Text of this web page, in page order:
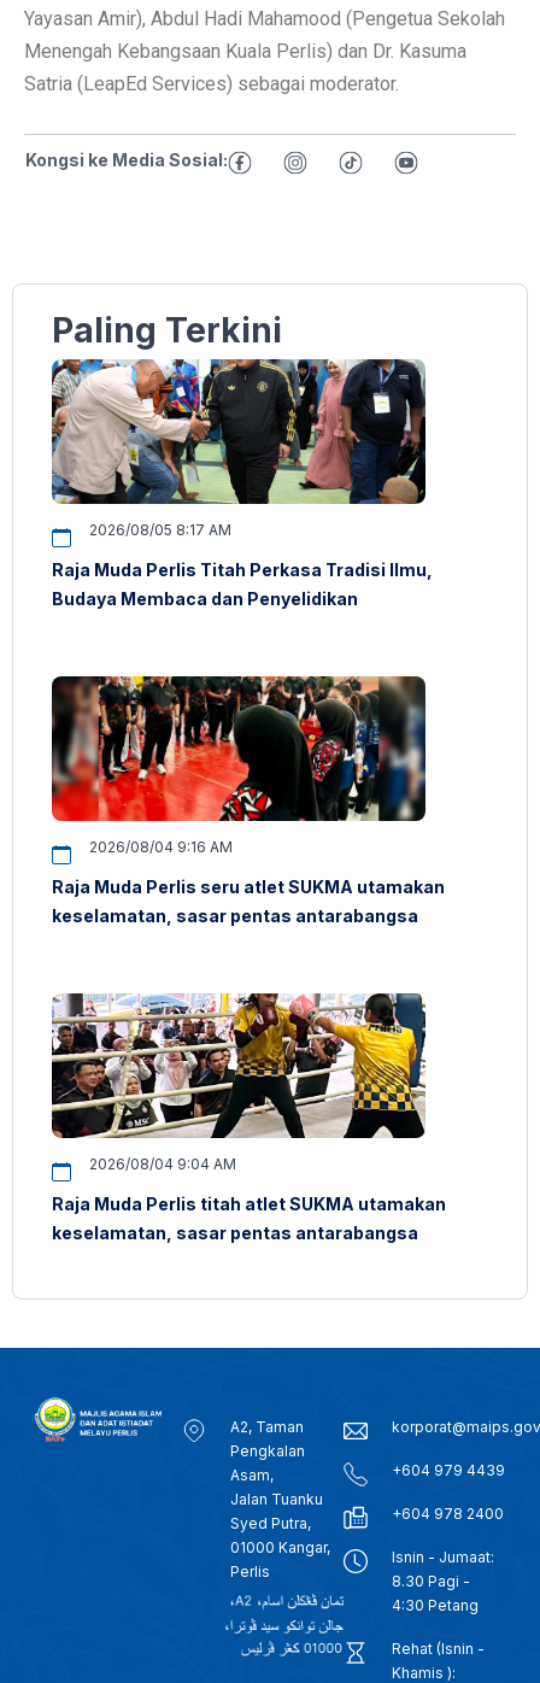
Yayasan Amir), Abdul Hadi Mahamood (Pengetua Sekolah
Menengah Kebangsaan Kuala Perlis) dan Dr. Kasuma
Satria (LeapEd Services) sebagai moderator.
Kongsi ke Media Sosial:
Paling Terkini
2026/08/05 8:17 AM
Raja Muda Perlis Titah Perkasa Tradisi Ilmu,
Budaya Membaca dan Penyelidikan
2026/08/04 9:16 AM
Raja Muda Perlis seru atlet SUKMA utamakan
keselamatan, sasar pentas antarabangsa
2026/08/04 9:04 AM
Raja Muda Perlis titah atlet SUKMA utamakan
keselamatan, sasar pentas antarabangsa
A2, Taman
Pengkalan
Asam,
Jalan Tuanku
Syed Putra,
01000 Kangar,
Perlis
+604 979 4439
+604 978 2400
Isnin - Jumaat:
8.30 Pagi -
4:30 Petang
Rehat (Isnin -
Khamis ):